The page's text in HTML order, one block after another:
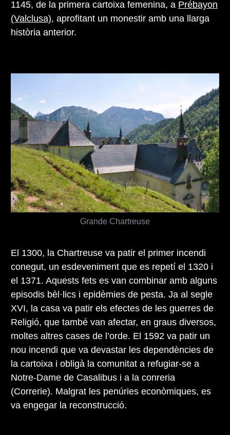
1145, de la primera cartoixa femenina, a Prébayon
(Valclusa), aprofitant un monestir amb una llarga
història anterior.
Grande Chartreuse
El 1300, la Chartreuse va patir el primer incendi
conegut, un esdeveniment que es repetí el 1320 i
el 1371. Aquests fets es van combinar amb alguns
episodis bèl·lics i epidèmies de pesta. Ja al segle
XVI, la casa va patir els efectes de les guerres de
Religió, que també van afectar, en graus diversos,
moltes altres cases de l’orde. El 1592 va patir un
nou incendi que va devastar les dependències de
la cartoixa i obligà la comunitat a refugiar-se a
Notre-Dame de Casalibus i a la conreria
(Correrie). Malgrat les penúries econòmiques, es
va engegar la reconstrucció.